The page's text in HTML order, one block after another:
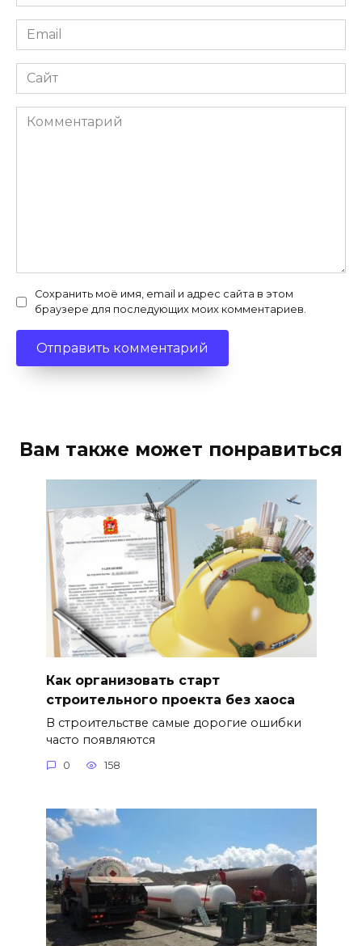
Email
*
Сайт
Комментарий
Сохранить моё имя, email и адрес сайта в этом
браузере для последующих моих комментариев.
Вам также может понравиться
Как организовать старт
строительного проекта без хаоса
В строительстве самые дорогие ошибки
часто появляются
0 158